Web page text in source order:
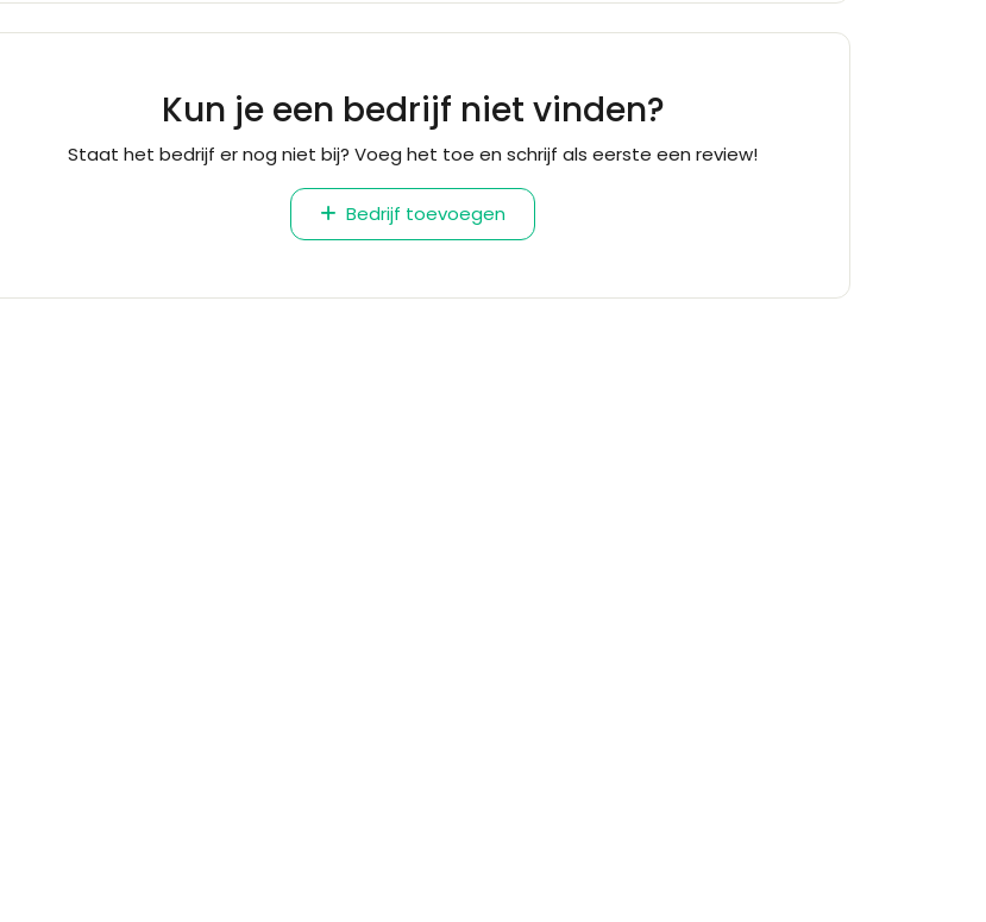
Kun je een bedrijf niet vinden?
Staat het bedrijf er nog niet bij? Voeg het toe en schrijf als eerste een review!
Bedrijf toevoegen